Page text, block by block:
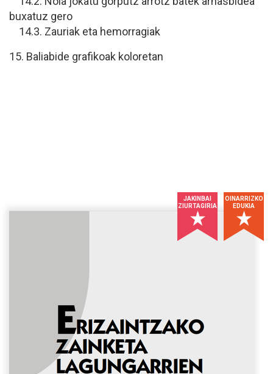
buxatuz gero
14.3. Zauriak eta hemorragiak
15. Baliabide grafikoak koloretan
JAKINBAI
ZIURTAGIRIA
OINARRIZKO
EDUKIA